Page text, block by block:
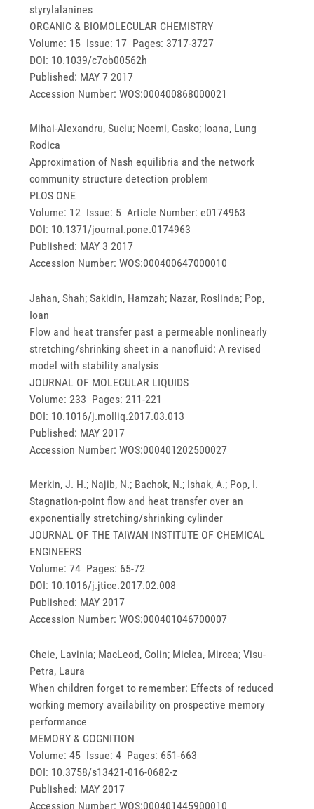
styrylalanines
ORGANIC & BIOMOLECULAR CHEMISTRY
Volume: 15 Issue: 17 Pages: 3717-3727
DOI: 10.1039/c7ob00562h
Published: MAY 7 2017
Accession Number: WOS:000400868000021
Mihai-Alexandru, Suciu; Noemi, Gasko; Ioana, Lung
Rodica
Approximation of Nash equilibria and the network
community structure detection problem
PLOS ONE
Volume: 12 Issue: 5 Article Number: e0174963
DOI: 10.1371/journal.pone.0174963
Published: MAY 3 2017
Accession Number: WOS:000400647000010
Jahan, Shah; Sakidin, Hamzah; Nazar, Roslinda; Pop,
Ioan
Flow and heat transfer past a permeable nonlinearly
stretching/shrinking sheet in a nanofluid: A revised
model with stability analysis
JOURNAL OF MOLECULAR LIQUIDS
Volume: 233 Pages: 211-221
DOI: 10.1016/j.molliq.2017.03.013
Published: MAY 2017
Accession Number: WOS:000401202500027
Merkin, J. H.; Najib, N.; Bachok, N.; Ishak, A.; Pop, I.
Stagnation-point flow and heat transfer over an
exponentially stretching/shrinking cylinder
JOURNAL OF THE TAIWAN INSTITUTE OF CHEMICAL
ENGINEERS
Volume: 74 Pages: 65-72
DOI: 10.1016/j.jtice.2017.02.008
Published: MAY 2017
Accession Number: WOS:000401046700007
Cheie, Lavinia; MacLeod, Colin; Miclea, Mircea; Visu-
Petra, Laura
When children forget to remember: Effects of reduced
working memory availability on prospective memory
performance
MEMORY & COGNITION
Volume: 45 Issue: 4 Pages: 651-663
DOI: 10.3758/s13421-016-0682-z
Published: MAY 2017
Accession Number: WOS:000401445900010